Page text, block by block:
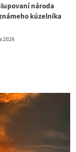
národa
kúzelníka
2026